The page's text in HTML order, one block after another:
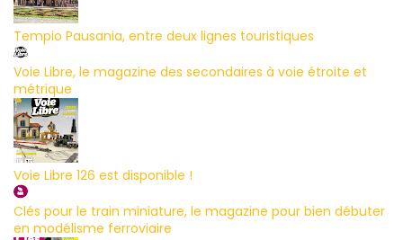
Tempio Pausania, entre deux lignes touristiques
Voie Libre, le magazine des secondaires à voie étroite et
métrique
Voie Libre 126 est disponible !
Clés pour le train miniature, le magazine pour bien débuter
en modélisme ferroviaire